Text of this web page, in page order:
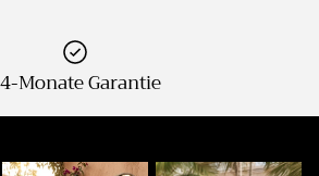
Monate Garantie